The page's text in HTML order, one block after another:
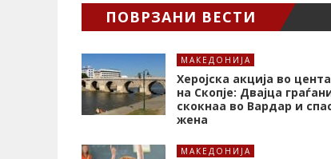
ПОВРЗАНИ ВЕСТИ
МАКЕДОНИЈА
Херојска акција во
на Скопје: Двајца
скокнаа во Вардар и
жена
МАКЕДОНИЈА